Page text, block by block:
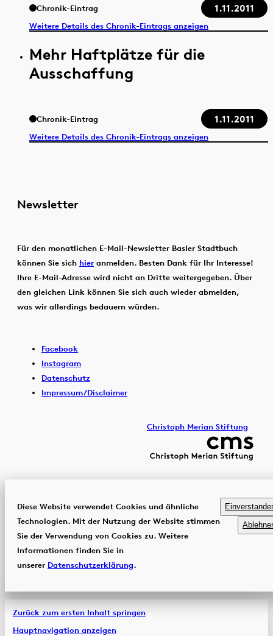
Chronik-Eintrag 1.11.2011
Weitere Details des Chronik-Eintrags anzeigen
Mehr Haftplätze für die
Ausschaffung
Chronik-Eintrag 1.11.2011
Weitere Details des Chronik-Eintrags anzeigen
Newsletter
Für den monatlichen E-Mail-Newsletter Basler Stadtbuch
können Sie sich hier anmelden. Besten Dank für Ihr Interesse!
Ihre E-Mail-Adresse wird nicht an Dritte weitergegeben. Über
den gleichen Link können Sie sich auch wieder abmelden,
was wir allerdings bedauern würden.
Facebook
Instagram
Datenschutz
Impressum/Disclaimer
Christoph Merian Stiftung
Diese Website verwendet Cookies und ähnliche
Technologien. Mit der Nutzung der Website stimmen
Sie der Verwendung von Cookies zu. Weitere
Informationen finden Sie in
unserer Datenschutzerklärung.
Zurück zum ersten Inhalt springen
Hauptnavigation anzeigen